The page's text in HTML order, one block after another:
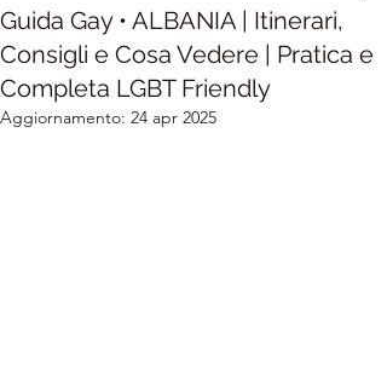
Guida Gay • ALBANIA | Itinerari,
Consigli e Cosa Vedere | Pratica e
Completa LGBT Friendly
Aggiornamento: 24 apr 2025